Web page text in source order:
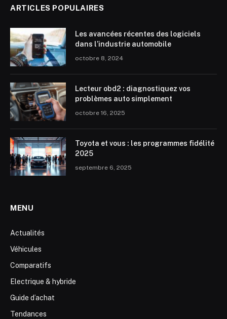
ARTICLES POPULAIRES
Les avancées récentes des logiciels
dans l’industrie automobile
octobre 8, 2024
Lecteur obd2 : diagnostiquez vos
problèmes auto simplement
octobre 16, 2025
Toyota et vous : les programmes fidélité
2025
septembre 6, 2025
MENU
Actualités
Véhicules
Comparatifs
Electrique & hybride
Guide d’achat
Tendances